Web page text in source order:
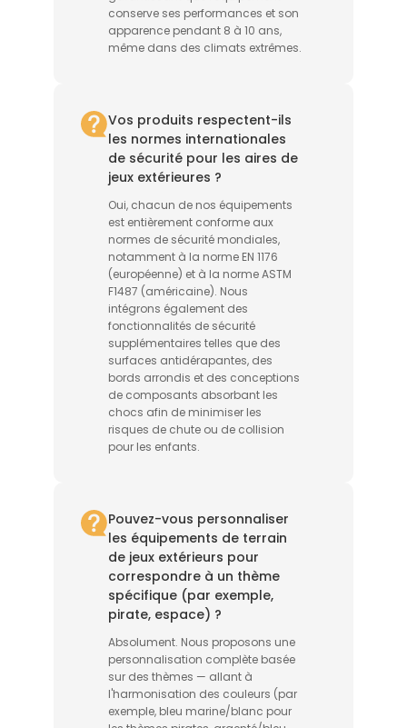
conserve ses performances et son
apparence pendant 8 à 10 ans,
même dans des climats extrêmes.
Vos produits respectent-ils
les normes internationales
de sécurité pour les aires de
jeux extérieures ?
Oui, chacun de nos équipements
est entièrement conforme aux
normes de sécurité mondiales,
notamment à la norme EN 1176
(européenne) et à la norme ASTM
F1487 (américaine). Nous
intégrons également des
fonctionnalités de sécurité
supplémentaires telles que des
surfaces antidérapantes, des
bords arrondis et des conceptions
de composants absorbant les
chocs afin de minimiser les
risques de chute ou de collision
pour les enfants.
Pouvez-vous personnaliser
les équipements de terrain
de jeux extérieurs pour
correspondre à un thème
spécifique (par exemple,
pirate, espace) ?
Absolument. Nous proposons une
personnalisation complète basée
sur des thèmes — allant à
l'harmonisation des couleurs (par
exemple, bleu marine/blanc pour